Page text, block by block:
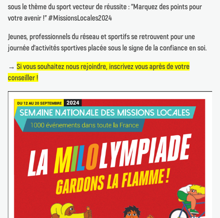
sous le thème du sport vecteur de réussite : "Marquez des points pour
votre avenir !" #MissionsLocales2024
Jeunes, professionnels du réseau et sportifs se retrouvent pour une
journée d'activités sportives placée sous le signe de la confiance en soi.
→ Si vous souhaitez nous rejoindre, inscrivez vous après de votre
conseiller !